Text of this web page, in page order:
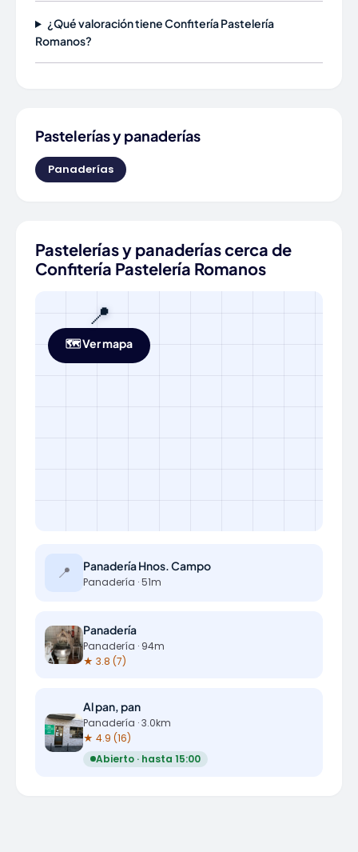
¿Qué valoración tiene Confitería Pastelería
Romanos?
Pastelerías y panaderías
Panaderías
Pastelerías y panaderías cerca de
Confitería Pastelería Romanos
📍
🗺️ Ver mapa
📍 Panadería Hnos. Campo
Panadería · 51m
Panadería
Panadería · 94m
★ 3.8 (7)
Al pan, pan
Panadería · 3.0km
★ 4.9 (16)
Abierto · hasta 15:00